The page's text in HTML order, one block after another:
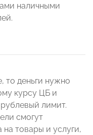
наличными
то деньги нужно
курсу ЦБ и
лимит.
смогут
на товары и услуги,